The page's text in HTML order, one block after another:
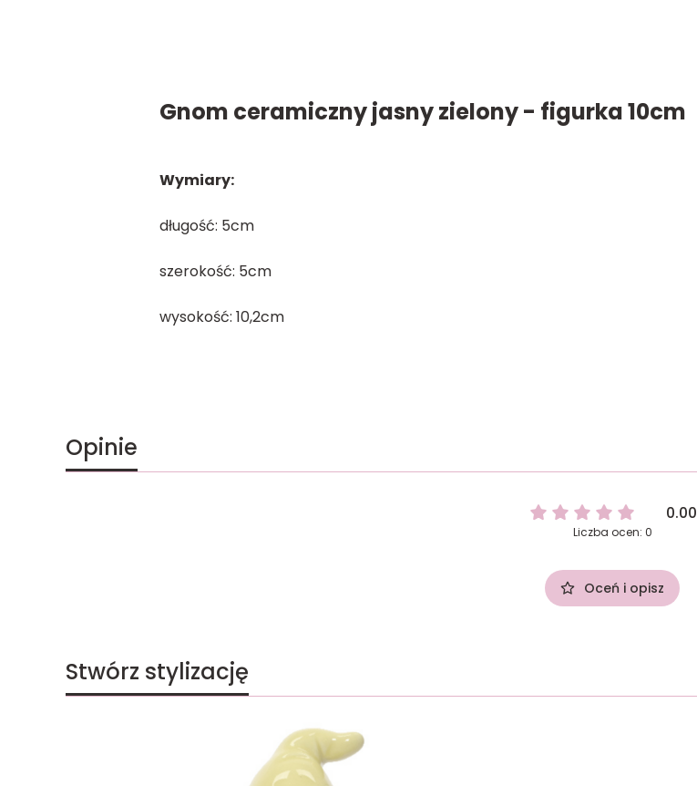
Gnom ceramiczny jasny zielony - figurka 10cm
Wymiary:
długość: 5cm
szerokość: 5cm
wysokość: 10,2cm
Opinie
0.00
Liczba ocen: 0
Oceń i opisz
Stwórz stylizację